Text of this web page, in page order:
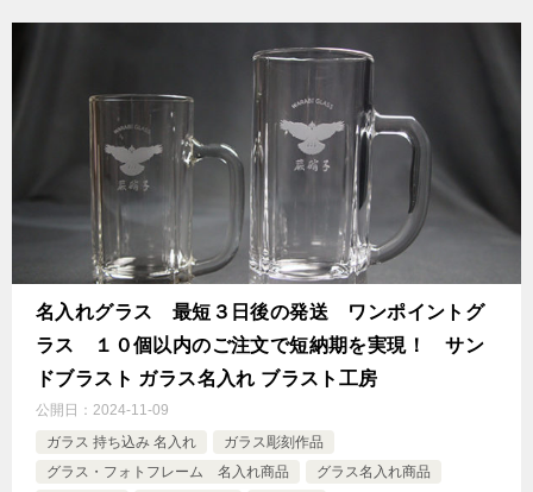
名入れグラス 最短３日後の発送 ワンポイントグ
ラス １０個以内のご注文で短納期を実現！ サン
ドブラスト ガラス名入れ ブラスト工房
公開日： 2024-11-09
ガラス 持ち込み 名入れ
ガラス彫刻作品
グラス・フォトフレーム 名入れ商品
グラス名入れ商品